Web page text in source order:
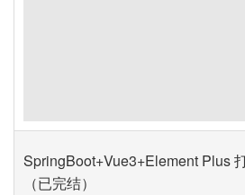
SpringBoot+Vue3+Element Plus
（已完结）